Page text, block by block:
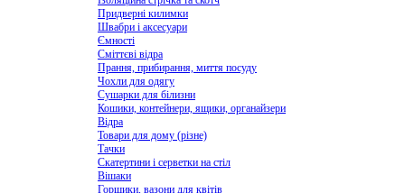
Придверні килимки
Швабри і аксесуари
Ємності
Сміттєві відра
Прання, прибирання, миття посуду
Чохли для одягу
Сушарки для білизни
Кошики, контейнери, ящики, органайзери
Відра
Товари для дому (різне)
Тачки
Скатертини і серветки на стіл
Вішаки
Горщики, вазони для квітів